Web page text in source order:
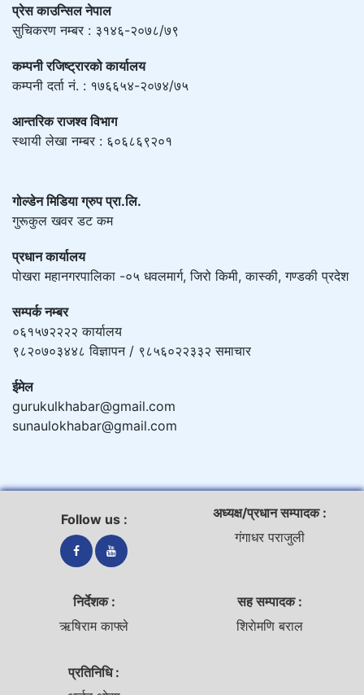
प्रेस काउन्सिल नेपाल
सुचिकरण नम्बर : ३१४६-२०७८/७९
कम्पनी रजिष्ट्रारको कार्यालय
कम्पनी दर्ता नं. : १७६६५४-२०७४/७५
आन्तरिक राजश्व विभाग
स्थायी लेखा नम्बर : ६०६८६९२०१
गोल्डेन मिडिया ग्रुप प्रा.लि.
गुरूकुल खवर डट कम
प्रधान कार्यालय
पोखरा महानगरपालिका -०५ धवलमार्ग, जिरो किमी, कास्की, गण्डकी प्रदेश
सम्पर्क नम्बर
०६१५७२२२२ कार्यालय
९८२०७०३४४८ विज्ञापन / ९८५६०२२३३२ समाचार
ईमेल
gurukulkhabar@gmail.com
sunaulokhabar@gmail.com
Follow us :
अध्यक्ष/प्रधान सम्पादक :
गंगाधर पराजुली
निर्देशक :
ऋषिराम काफ्ले
सह सम्पादक :
शिराेमणि बराल
प्रतिनिधि :